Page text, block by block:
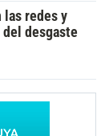
las redes y
desgaste